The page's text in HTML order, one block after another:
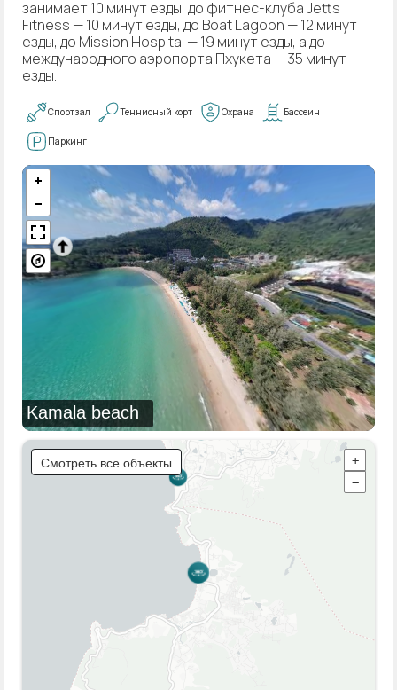
занимает 10 минут езды, до фитнес-клуба Jetts
Fitness — 10 минут езды, до Boat Lagoon — 12 минут
езды, до Mission Hospital — 19 минут езды, а до
международного аэропорта Пхукета — 35 минут
езды.
Спортзал Теннисный корт Охрана Бассеин
Паркинг
Kamala beach
Смотреть все объекты
+
−